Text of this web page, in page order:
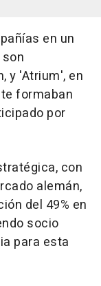
en un
y 'Atrium', en
formaban
por
con
alemán,
del 49% en
socio
para esta